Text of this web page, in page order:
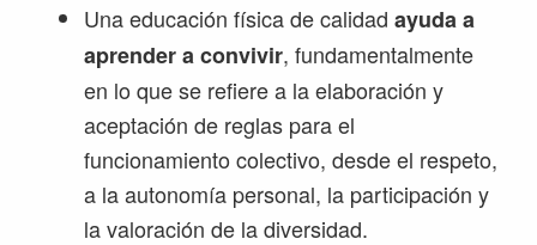
Una educación física de calidad ayuda a
aprender a convivir, fundamentalmente
en lo que se refiere a la elaboración y
aceptación de reglas para el
funcionamiento colectivo, desde el respeto,
a la autonomía personal, la participación y
la valoración de la diversidad.